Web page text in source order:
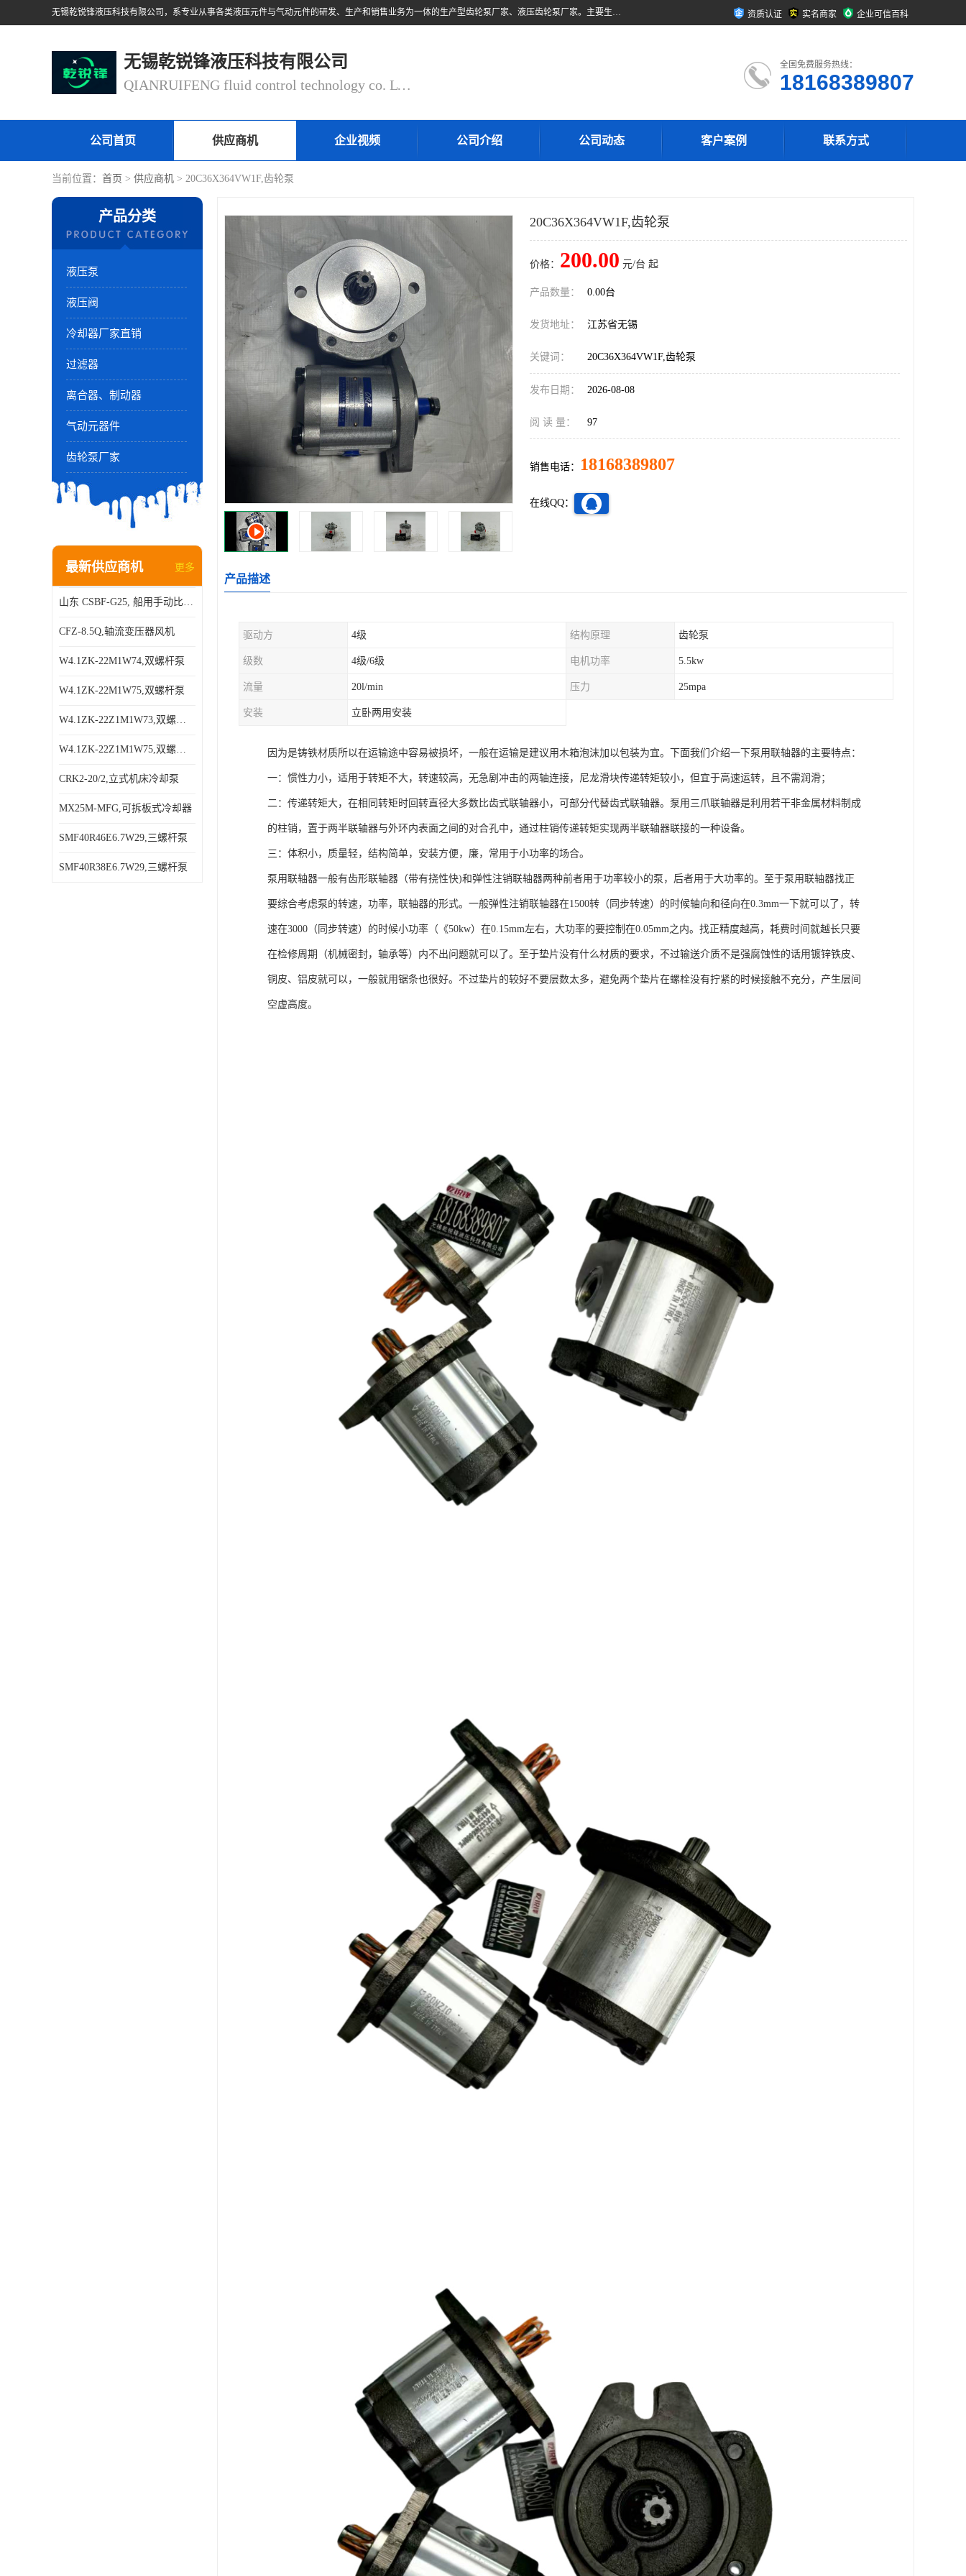
无锡乾锐锋液压科技有限公司，系专业从事各类液压元件与气动元件的研发、生产和销售业务为一体的生产型齿轮泵厂家、液压齿轮泵厂家。主要生产销售风冷式冷却器、液压油风冷却器，冷却器厂家直销、齿轮泵型号、齿轮泵厂家排名详情可来电咨询！ 资质认证 实名商家 企业可信百科
无锡乾锐锋液压科技有限公司
QIANRUIFENG fluid control technology co. LTD
全国免费服务热线：
18168389807
公司首页 供应商机 企业视频 公司介绍 公司动态 客户案例 联系方式
当前位置： 首页 > 供应商机 > 20C36X364VW1F,齿轮泵
产品分类
液压泵
液压阀
冷却器厂家直销
过滤器
离合器、制动器
气动元器件
齿轮泵厂家
最新供应商机 更多
山东 CSBF-G25, 船用手动比例流量方向复合阀
CFZ-8.5Q,轴流变压器风机
W4.1ZK-22M1W74,双螺杆泵
W4.1ZK-22M1W75,双螺杆泵
W4.1ZK-22Z1M1W73,双螺杆泵
W4.1ZK-22Z1M1W75,双螺杆泵
CRK2-20/2,立式机床冷却泵
MX25M-MFG,可拆板式冷却器
SMF40R46E6.7W29,三螺杆泵
SMF40R38E6.7W29,三螺杆泵
20C36X364VW1F,齿轮泵
价格： 200.00 元/台 起
产品数量： 0.00台
发货地址： 江苏省无锡
关键词： 20C36X364VW1F,齿轮泵
发布日期： 2026-08-08
阅 读 量： 97
销售电话： 18168389807
在线QQ：
产品描述
驱动方 4级 结构原理 齿轮泵
级数 4级/6级 电机功率 5.5kw
流量 20l/min 压力 25mpa
安装 立卧两用安装
因为是铸铁材质所以在运输途中容易被损坏，一般在运输是建议用木箱泡沫加以包装为宜。下面我们介绍一下泵用联轴器的主要特点：
一：惯性力小，适用于转矩不大，转速较高，无急剧冲击的两轴连接，尼龙滑块传递转矩较小，但宜于高速运转，且不需润滑；
二：传递转矩大，在相同转矩时回转直径大多数比齿式联轴器小，可部分代替齿式联轴器。泵用三爪联轴器是利用若干非金属材料制成
的柱销，置于两半联轴器与外环内表面之间的对合孔中，通过柱销传递转矩实现两半联轴器联接的一种设备。
三：体积小，质量轻，结构简单，安装方便，廉，常用于小功率的场合。
泵用联轴器一般有齿形联轴器（带有挠性快)和弹性注销联轴器两种前者用于功率较小的泵，后者用于大功率的。至于泵用联轴器找正
要综合考虑泵的转速，功率，联轴器的形式。一般弹性注销联轴器在1500转（同步转速）的时候轴向和径向在0.3mm一下就可以了，转
速在3000（同步转速）的时候小功率（《50kw）在0.15mm左右，大功率的要控制在0.05mm之内。找正精度越高，耗费时间就越长只要
在检修周期（机械密封，轴承等）内不出问题就可以了。至于垫片没有什么材质的要求，不过输送介质不是强腐蚀性的话用镀锌铁皮、
铜皮、铝皮就可以，一般就用锯条也很好。不过垫片的较好不要层数太多，避免两个垫片在螺栓没有拧紧的时候接触不充分，产生层间
空虚高度。